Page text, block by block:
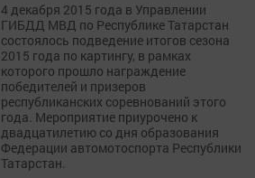
4 декабря 2015 года в Управлении
ГИБДД МВД по Республике Татарстан
состоялось подведение итогов сезона
2015 года по картингу, в рамках
которого прошло награждение
победителей и призеров
республиканских соревнований этого
года. Мероприятие приурочено к
двадцатилетию со дня образования
Федерации автомотоспорта Республики
Татарстан.